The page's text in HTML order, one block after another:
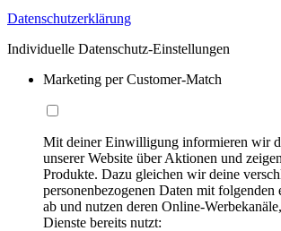
Datenschutzerklärung
Individuelle Datenschutz-Einstellungen
Marketing per Customer-Match
Mit deiner Einwilligung informieren wir
unserer Website über Aktionen und
Produkte. Dazu gleichen wir deine
personenbezogenen Daten mit folgenden
ab und nutzen deren Online-
Dienste bereits nutzt: